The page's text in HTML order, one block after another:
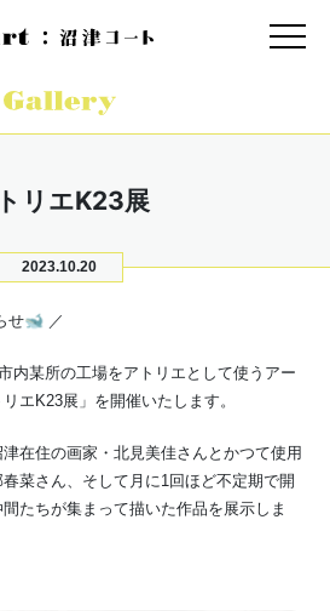
リエK23展
2023.10.20
せ🐋 ／
内某所の工場をアトリエとして使うアー
エK23展」を開催いたします。
在住の画家・北見美佳さんとかつて使用
菜さん、そして月に1回ほど不定期で開
たちが集まって描いた作品を展示しま